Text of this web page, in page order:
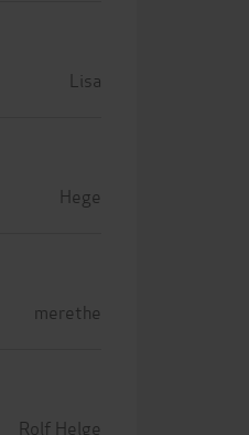
Lisa
Hege
merethe
Rolf Helge